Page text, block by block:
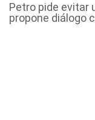
Petro pide evitar
propone diálogo